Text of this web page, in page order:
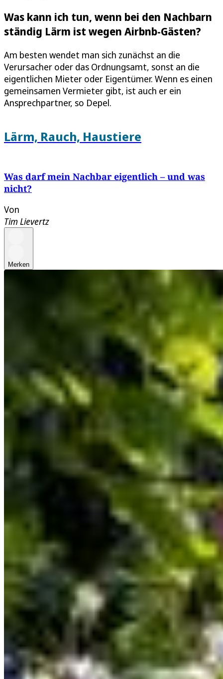
Was kann ich tun, wenn bei den Nachbarn
ständig Lärm ist wegen Airbnb-Gästen?
Am besten wendet man sich zunächst an die
Verursacher oder das Ordnungsamt, sonst an die
eigentlichen Mieter oder Eigentümer. Wenn es einen
gemeinsamen Vermieter gibt, ist auch er ein
Ansprechpartner, so Depel.
Lärm, Rauch, Haustiere
Was darf mein Nachbar eigentlich – und was
nicht?
Von
Tim Lievertz
Merken